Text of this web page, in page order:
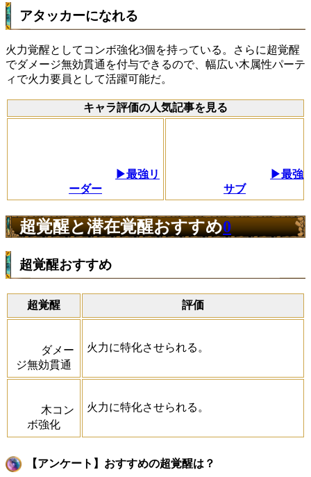
アタッカーになれる
火力覚醒としてコンボ強化3個を持っている。さらに超覚醒
でダメージ無効貫通を付与できるので、幅広い木属性パーテ
ィで火力要員として活躍可能だ。
キャラ評価の人気記事を見る
▶最強リ
ーダー
▶最強
サブ
超覚醒と潜在覚醒おすすめ0
超覚醒おすすめ
超覚醒 評価
ダメー
ジ無効貫通
火力に特化させられる。
木コン
ボ強化
火力に特化させられる。
【アンケート】おすすめの超覚醒は？